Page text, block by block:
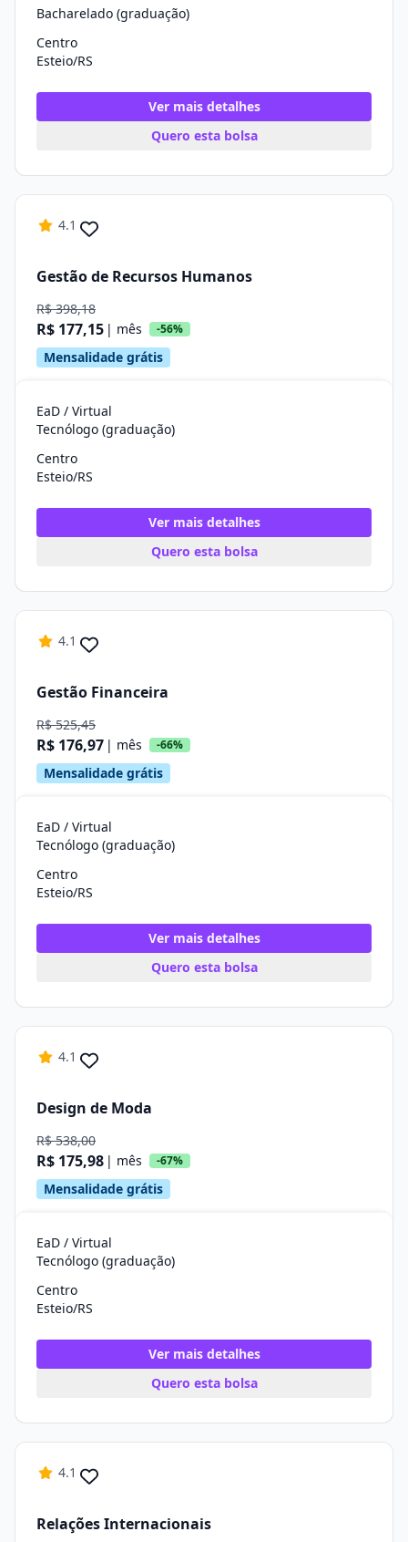
Bacharelado (graduação)
Centro
Esteio/RS
Ver mais detalhes
Quero esta bolsa
4.1
Gestão de Recursos Humanos
R$ 398,18
R$ 177,15 | mês -56%
Mensalidade grátis
EaD / Virtual
Tecnólogo (graduação)
Centro
Esteio/RS
Ver mais detalhes
Quero esta bolsa
4.1
Gestão Financeira
R$ 525,45
R$ 176,97 | mês -66%
Mensalidade grátis
EaD / Virtual
Tecnólogo (graduação)
Centro
Esteio/RS
Ver mais detalhes
Quero esta bolsa
4.1
Design de Moda
R$ 538,00
R$ 175,98 | mês -67%
Mensalidade grátis
EaD / Virtual
Tecnólogo (graduação)
Centro
Esteio/RS
Ver mais detalhes
Quero esta bolsa
4.1
Relações Internacionais